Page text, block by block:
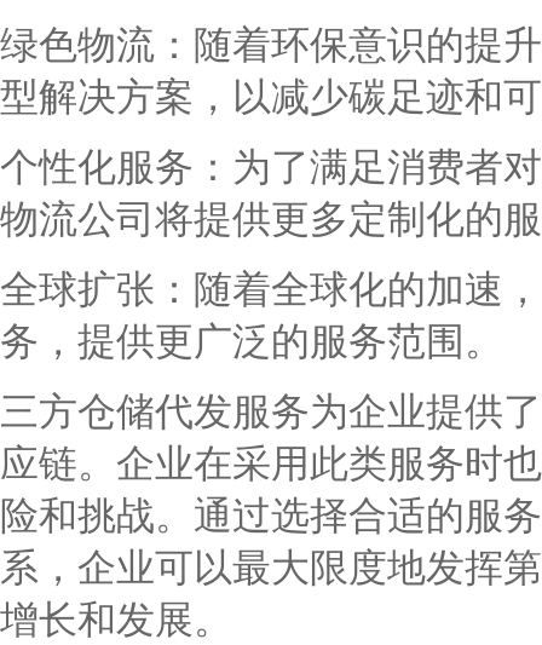
绿色物流：随着环保意识的提
型解决方案，以减少碳足迹和
个性化服务：为了满足消费者
物流公司将提供更多定制化的
全球扩张：随着全球化的加速
务，提供更广泛的服务范围。
三方仓储代发服务为企业提供
应链。企业在采用此类服务时
险和挑战。通过选择合适的服
系，企业可以最大限度地发挥
增长和发展。